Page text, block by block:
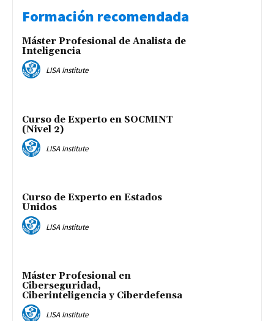
Formación recomendada
Máster Profesional de Analista de
Inteligencia
LISA Institute
Curso de Experto en SOCMINT
(Nivel 2)
LISA Institute
Curso de Experto en Estados
Unidos
LISA Institute
Máster Profesional en
Ciberseguridad,
Ciberinteligencia y Ciberdefensa
LISA Institute